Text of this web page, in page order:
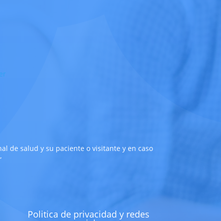
de salud y su paciente o visitante y en caso
Politica de privacidad y redes